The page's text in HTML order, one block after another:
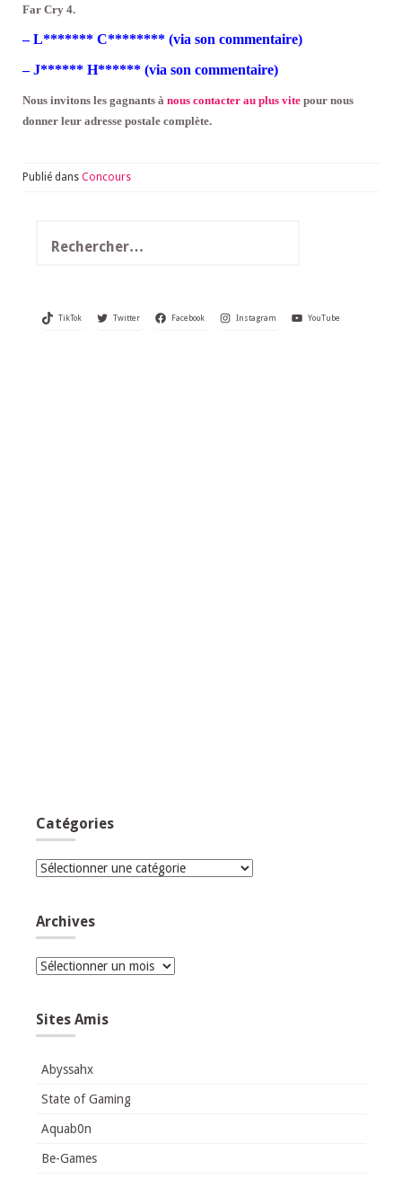
Far Cry 4.
– L******* C******** (via son commentaire)
– J****** H****** (via son commentaire)
Nous invitons les gagnants à nous contacter au plus vite pour nous
donner leur adresse postale complète.
Publié dans Concours
TikTok Twitter Facebook Instagram YouTube
Catégories
Catégories
Archives
Archives
Sites Amis
Abyssahx
State of Gaming
Aquab0n
Be-Games